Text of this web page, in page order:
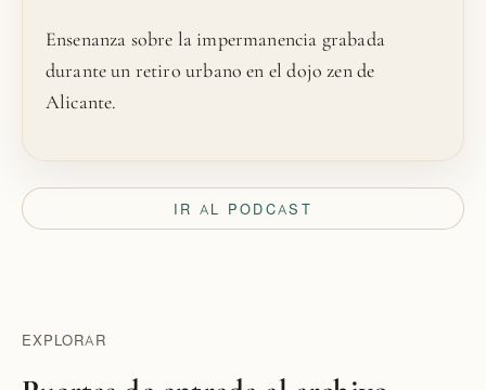
Ensenanza sobre la impermanencia grabada
durante un retiro urbano en el dojo zen de
Alicante.
IR AL PODCAST
EXPLORAR